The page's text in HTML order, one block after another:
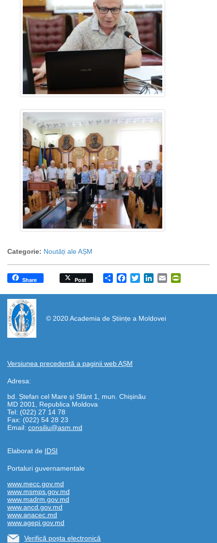
Categorie: Noutăți ale AȘM
Share
Share Post Facebook
TwitterLinkedIn
Email
© 2020 Academia de Științe a Moldovei
Versiunea precedentă a paginii web AȘM
Adresa:
bd. Ștefan cel Mare și Sfânt 1, mun. Chișinău
MD 2001, Republica Moldova
Tel: (022) 27 14 78
Fax: (022) 54 28 23
Email: consiliu@asm.md
Elaborat de IDSI
https://propletenie.ru/
Portaluri guvernamentale
www.mecc.gov.md
www.msmps.gov.md
www.madrm.gov.md
www.ancd.gov.md
www.anacec.md
www.agepi.gov.md
Verifică poșta electronică